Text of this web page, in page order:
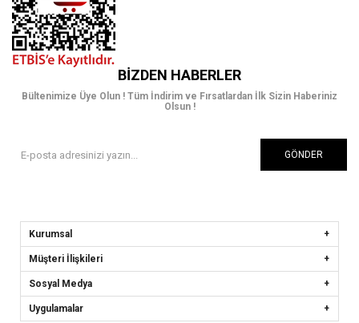
BIZDEN HABERLER
Bültenimize Üye Olun ! Tüm İndirim ve Fırsatlardan İlk Sizin Haberiniz
Olsun !
GÖNDER
Kurumsal
Müşteri İlişkileri
Sosyal Medya
Uygulamalar